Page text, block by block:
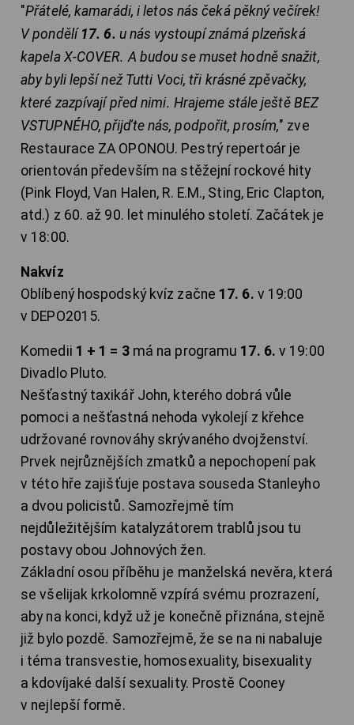
"Přátelé, kamarádi, i letos nás čeká pěkný večírek!
V pondělí 17. 6. u nás vystoupí známá plzeňská
kapela X-COVER. A budou se muset hodně snažit,
aby byli lepší než Tutti Voci, tři krásné zpěvačky,
které zazpívají před nimi. Hrajeme stále ještě BEZ
VSTUPNÉHO, přijďte nás, podpořit, prosím," zve
Restaurace ZA OPONOU. Pestrý repertoár je
orientován především na stěžejní rockové hity
(Pink Floyd, Van Halen, R. E.M., Sting, Eric Clapton,
atd.) z 60. až 90. let minulého století. Začátek je
v 18:00.
Nakvíz
Oblíbený hospodský kvíz začne 17. 6. v 19:00
v DEPO2015.
Komedii 1 + 1 = 3má na programu 17. 6. v 19:00
Divadlo Pluto.
Nešťastný taxikář John, kterého dobrá vůle
pomoci a nešťastná nehoda vykolejí z křehce
udržované rovnováhy skrývaného dvojženství.
Prvek nejrůznějších zmatků a nepochopení pak
v této hře zajišťuje postava souseda Stanleyho
a dvou policistů. Samozřejmě tím
nejdůležitějším katalyzátorem trablů jsou tu
postavy obou Johnových žen.
Základní osou příběhu je manželská nevěra, která
se všelijak krkolomně vzpírá svému prozrazení,
aby na konci, když už je konečně přiznána, stejně
již bylo pozdě. Samozřejmě, že se na ni nabaluje
i téma transvestie, homosexuality, bisexuality
a kdovíjaké další sexuality. Prostě Cooney
v nejlepší formě.